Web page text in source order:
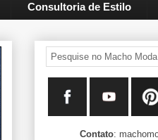
Consultoria de Estilo
Contato: